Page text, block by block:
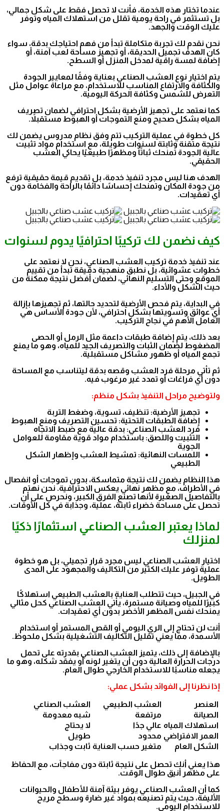
عندما تختار هذه الخدمة، فأنت لا تحصل فقط على شكل جمالي،
بل تستثمر في راحة يومية تقلل من استهلاك المياه وتوفر
عليك الوقت والجهد.
نحن نقدم لك تجربة متكاملة تبدأ من فهم احتياجك بدقة، سواء
كان الهدف تجميل الحديقة، أو تجهيز مساحة لعب آمنة، أو
إضافة لمسة راقية لمدخل المنزل أو السطح.
يتم اختيار نوع العشب الصناعي بعناية وفقًا لمعايير الجودة
والكثافة والارتفاع المناسب للاستخدام، مع مراعاة عوامل مثل
التعرض للشمس وكثافة الحركة اليومية.
كما نعتمد على تجهيز الأرضية بشكل احترافي لضمان تصريف
المياه بشكل صحيح ومنع التموجات أو الهبوط مستقبلاً.
كل خطوة في عملية التركيب تتم وفق نظام مدروس يضمن لك
نتيجة متقنة وثابتة لسنوات طويلة، مع استخدام مواد تثبيت
عالية الجودة تمنحك ثباتًا ومظهرًا طبيعيًا يحاكي العشب
الحقيقي.
الهدف هنا ليس مجرد تنفيذ خدمة، بل تقديم قيمة حقيقية ترفع
من جودة المكان وتمنحك إحساسًا دائمًا بالراحة والفخامة دون
أي تعقيدات.
كيف نضمن لك تركيبًا احترافيًا يدوم لسنوات
عند تنفيذ خدمة تركيب العشب الصناعي، نحن لا نعتمد على
خطوات عشوائية، بل نطبق منهجية دقيقة تبدأ من تقييم
الموقع وحتى التسليم النهائي، لضمان أفضل نتيجة ممكنة من
حيث الشكل والأداء.
في البداية، يتم فحص الأرضية لتحديد حالتها، ثم تجهيزها بإزالة
أي عوائق وتسويتها بشكل احترافي، لأن جودة الأساس هي
العامل الأهم في نجاح التركيب.
بعد ذلك، يتم إضافة طبقات داعمة مثل الرمل أو الحصى
المضغوط لضمان الثبات والتصريف الجيد للمياه، وهو ما يمنع
تجمع المياه أو ظهور مشاكل مستقبلية.
ثم تأتي مرحلة فرد العشب وقصه بدقة ليتناسب مع المساحة
دون أي فراغات أو تمدد غير مرغوب فيه.
ولتوضيح مراحل التنفيذ بشكل منظم:
تجهيز الأرضية: تنظيف، تسوية، وضغط التربة
إضافة الطبقات التحتية: تحسين التصريف ومنع الهبوط
فرد العشب الصناعي: بدقة عالية مع ضبط الاتجاه
التثبيت واللصق: باستخدام مواد قوية مقاومة للعوامل
الجوية
اللمسات النهائية: تمشيط العشب وإظهار الشكل
الطبيعي
هذا النظام يضمن لك نتيجة متماسكة، بدون تموجات أو انفصال
في الأطراف، مع مظهر نهائي يعكس الاحترافية. نحن نهتم
بالتفاصيل الصغيرة لأنها تصنع الفرق الكبير، ونحرص على أن
تحصل على مساحة خضراء ثابتة، عملية، وجذابة في كل الأوقات.
لماذا يعتبر العشب الصناعي استثمارًا ذكيًا
لمنزلك
اختيار العشب الصناعي ليس مجرد قرار تجميلي، بل هو خطوة
عملية توفر عليك الكثير من التكاليف والمجهود على المدى
الطويل.
في الجبيل، حيث تتطلب العناية بالعشب الطبيعي استهلاكًا
كبيرًا للمياه وصيانة مستمرة، يأتي العشب الصناعي كحل مثالي
يمنحك نفس المظهر الأخضر بدون أي تعقيدات.
أنت لن تحتاج إلى الري اليومي أو القص المستمر أو استخدام
الأسمدة، مما يعني تقليل التكاليف التشغيلية بشكل ملحوظ.
بالإضافة إلى ذلك، يتميز العشب الصناعي بقدرته على تحمل
درجات الحرارة العالية دون أن يتغير لونه أو يفقد شكله، وهو ما
يجعله مناسبًا للاستخدام الخارجي طوال العام.
إذا نظرنا إلى الفوائد بشكل عملي:
العنصر العشب الطبيعي
العشب الصناعي
الصيانة
مرتفعة
شبه معدومة
استهلاك المياه عالي جدًا
لا يحتاج
العمر الافتراضي محدود
طويل
الشكل العام
متغير حسب العناية ثابت وجذاب
هذا يعني أنك تحصل على نتيجة ثابتة دون مفاجآت، مع الحفاظ
على مظهر أنيق طوال الوقت.
كما أن العشب الصناعي يوفر بيئة آمنة للأطفال والحيوانات
الأليفة، حيث يتم تصنيعه بمواد غير ضارة وسطح مريح
للاستخدام اليومي.